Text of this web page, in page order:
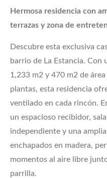
Hermosa residencia con
terrazas y zona de
Descubre esta exclusiva
barrio de La Estancia. Con
1,233 m2 y 470 m2 de
plantas, esta residencia
ventilado en cada rincón.
un espacioso recibidor,
independiente y una
enchapados en madera,
momentos al aire libre
parrilla.